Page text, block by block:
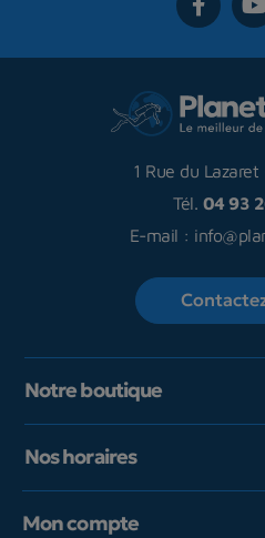
1 Rue du Lazaret
Tél. 04 93
E-mail :
Notre boutique
Nos horaires
Mon compte